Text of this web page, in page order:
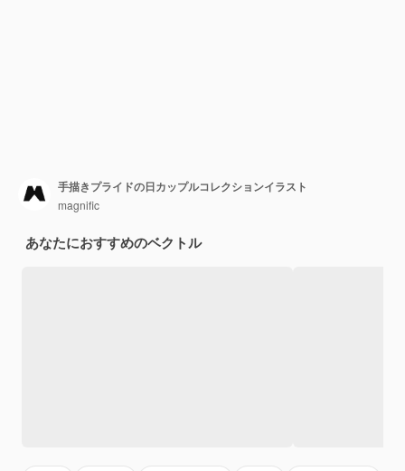
手描きプライドの日カップルコレクションイラスト
magnific
あなたにおすすめのベクトル